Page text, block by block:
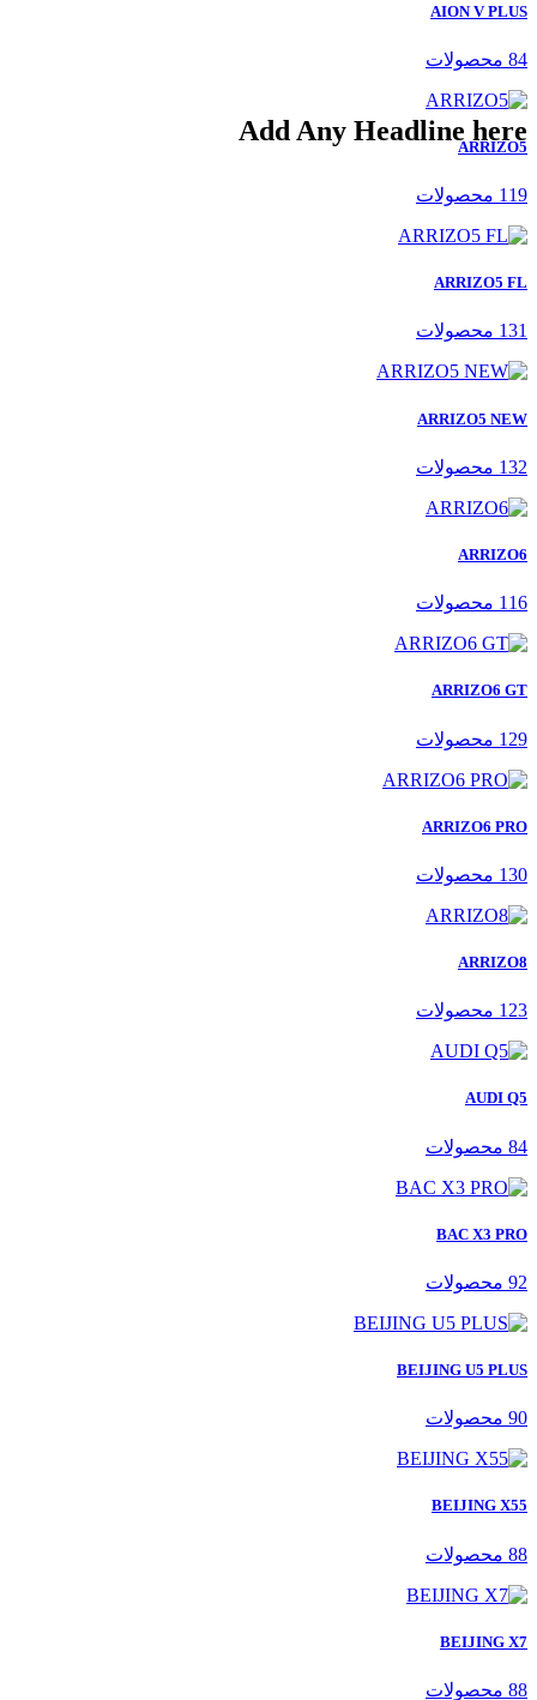
Add Any Headline here
AION V PLUS
84 محصولات
ARRIZO5
119 محصولات
ARRIZO5 FL
131 محصولات
ARRIZO5 NEW
132 محصولات
ARRIZO6
116 محصولات
ARRIZO6 GT
129 محصولات
ARRIZO6 PRO
130 محصولات
ARRIZO8
123 محصولات
AUDI Q5
84 محصولات
BAC X3 PRO
92 محصولات
BEIJING U5 PLUS
90 محصولات
BEIJING X55
88 محصولات
BEIJING X7
88 محصولات